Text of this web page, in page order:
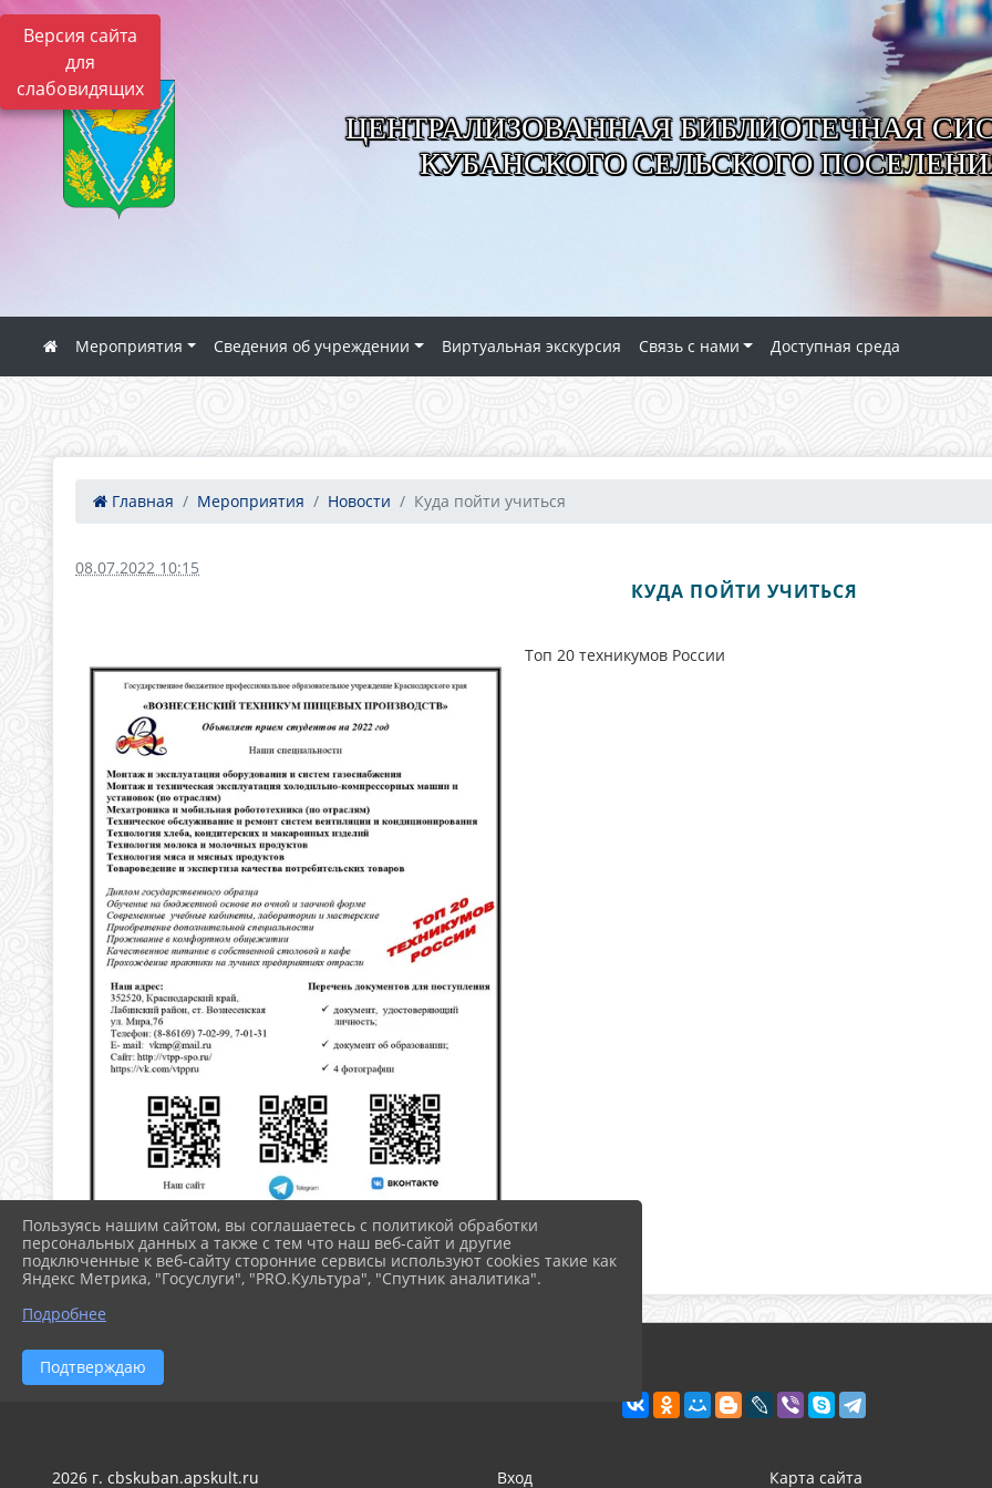
Версия сайта
для
слабовидящих
ЦЕНТРАЛИЗОВАННАЯ БИБЛИОТЕЧНАЯ
КУБАНСКОГО СЕЛЬСКОГО
Мероприятия Сведения об учреждении Виртуальная экскурсия Связь с нами Доступная среда
Главная Мероприятия Новости Куда пойти учиться
08.07.2022 10:15
КУДА ПОЙТИ УЧИТЬСЯ
Топ 20 техникумов России
2026 г. cbskuban.apskult.ru Вход Карта сайта
Пользуясь нашим сайтом, вы соглашаетесь с политикой обработки
персональных данных а также с тем что наш веб-сайт и другие
подключенные к веб-сайту сторонние сервисы используют cookies такие как
Яндекс Метрика, "Госуслуги", "PRO.Культура", "Спутник аналитика".
Подробнее
Подтверждаю